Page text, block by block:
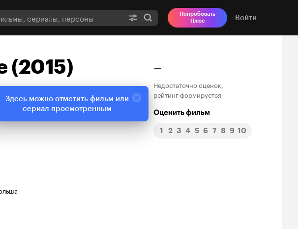
Попробовать
Плюс
Войти
(2015) –
Недостаточно оценок,
рейтинг формируется
Оценить фильм
1 2 3 4 5 6 7 8 9 10
Здесь можно отметить фильм или
сериал просмотренным